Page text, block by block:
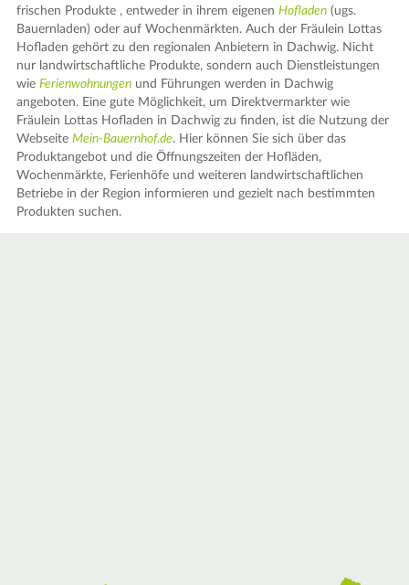
frischen Produkte , entweder in ihrem eigenenHofladen (ugs.
Bauernladen) oder auf Wochenmärkten. Auch der Fräulein Lottas
Hofladen gehört zu den regionalen Anbietern in Dachwig. Nicht
nur landwirtschaftliche Produkte, sondern auch Dienstleistungen
wieFerienwohnungen und Führungen werden in Dachwig
angeboten. Eine gute Möglichkeit, um Direktvermarkter wie
Fräulein Lottas Hofladen in Dachwig zu finden, ist die Nutzung der
WebseiteMein-Bauernhof.de. Hier können Sie sich über das
Produktangebot und die Öffnungszeiten der Hofläden,
Wochenmärkte, Ferienhöfe und weiteren landwirtschaftlichen
Betriebe in der Region informieren und gezielt nach bestimmten
Produkten suchen.